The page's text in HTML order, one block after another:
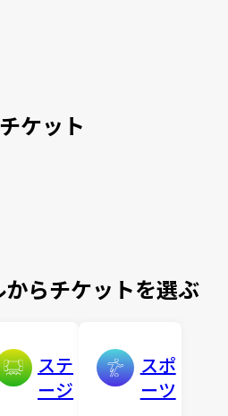
ケット
らチケットを選ぶ
ステ
ージ
スポ
ーツ